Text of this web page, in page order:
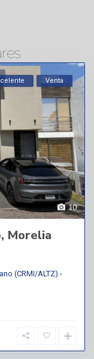
10
Venta
Morelia
(CRMI/ALTZ).-